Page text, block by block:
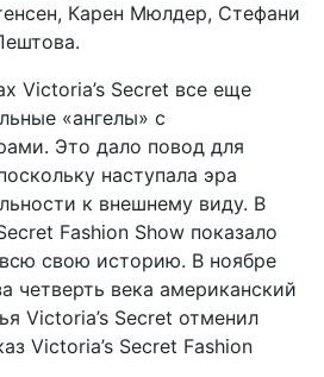
Карен Мюлдер, Стефани
Victoria’s Secret все еще
«ангелы» с
Это дало повод для
наступала эра
к внешнему виду. В
Fashion Show показало
всю свою историю. В ноябре
четверть века американский
Victoria’s Secret отменил
Victoria’s Secret Fashion